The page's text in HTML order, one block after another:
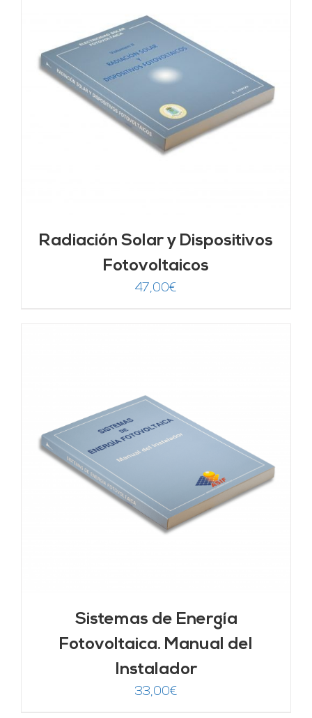
Radiación Solar y Dispositivos
Fotovoltaicos
47,00€
Sistemas de Energía
Fotovoltaica. Manual del
Instalador
33,00€